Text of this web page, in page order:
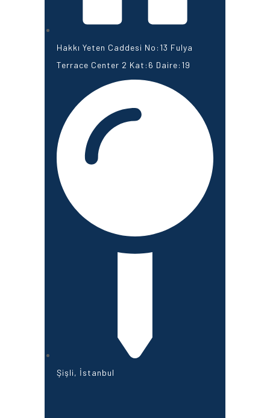
Hakkı Yeten Caddesi No:13 Fulya
Terrace Center 2 Kat:6 Daire:19
Şişli, İstanbul